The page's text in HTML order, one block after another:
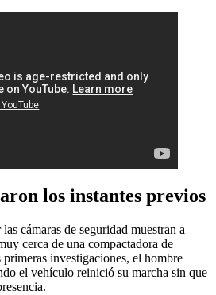
los instantes previos
cámaras de seguridad muestran a
cerca de una compactadora de
investigaciones, el hombre
el vehículo reinició su marcha sin que